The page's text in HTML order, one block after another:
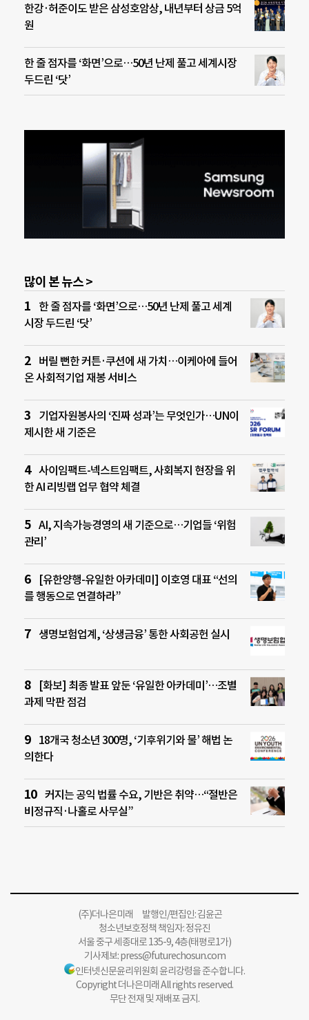
한강·허준이도 받은 삼성호암상, 내년부터 상금 5억
원
한 줄 점자를 ‘화면’으로…50년 난제 풀고 세계시장
두드린 ‘닷’
많이 본 뉴스 >
한 줄 점자를 ‘화면’으로…50년 난제 풀고 세계
시장 두드린 ‘닷’
버릴 뻔한 커튼·쿠션에 새 가치…이케아에 들어
온 사회적기업 재봉 서비스
기업자원봉사의 ‘진짜 성과’는 무엇인가…UN이
제시한 새 기준은
사이임팩트-넥스트임팩트, 사회복지 현장을 위
한 AI 리빙랩 업무 협약 체결
AI, 지속가능경영의 새 기준으로…기업들 ‘위험
관리’
[유한양행-유일한 아카데미] 이호영 대표 “선의
를 행동으로 연결하라”
생명보험업계, ‘상생금융’ 통한 사회공헌 실시
[화보] 최종 발표 앞둔 ‘유일한 아카데미’…조별
과제 막판 점검
18개국 청소년 300명, ‘기후위기와 물’ 해법 논
의한다
커지는 공익 법률 수요, 기반은 취약…“절반은
비정규직·나홀로 사무실”
(주)더나은미래 발행인/편집인: 김윤곤
청소년보호정책 책임자: 정유진
서울 중구 세종대로 135-9, 4층(태평로1가)
기사제보:press@futurechosun.com
인터넷신문윤리위원회 윤리강령을 준수합니다.
Copyright 더나은미래 All rights reserved.
무단 전재 및 재배포 금지.